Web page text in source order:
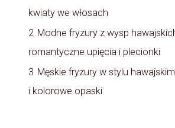
kwiaty we włosach
2 Modne fryzury z wysp
romantyczne upięcia i plecionki
3 Męskie fryzury w stylu
i kolorowe opaski